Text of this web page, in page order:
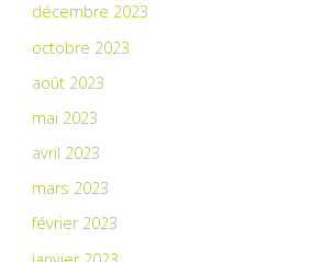
décembre 2023
octobre 2023
août 2023
mai 2023
avril 2023
mars 2023
février 2023